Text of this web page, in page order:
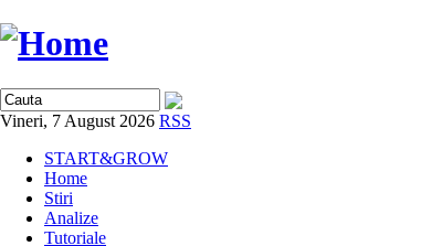
Vineri, 7 August 2026 RSS
START&GROW
Home
Stiri
Analize
Tutoriale